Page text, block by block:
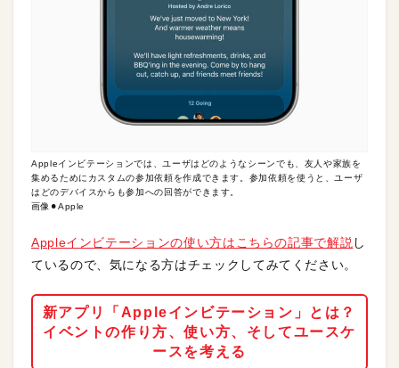
Appleインビテーションでは、ユーザはどのようなシーンでも、友人や家族を
集めるためにカスタムの参加依頼を作成できます。参加依頼を使うと、ユーザ
はどのデバイスからも参加への回答ができます。
画像⚫︎Apple
Appleインビテーションの使い方はこちらの記事で解説 し
ているので、気になる方はチェックしてみてください。
新アプリ「Appleインビテーション」とは？
イベントの作り方、使い方、そしてユースケ
ースを考える